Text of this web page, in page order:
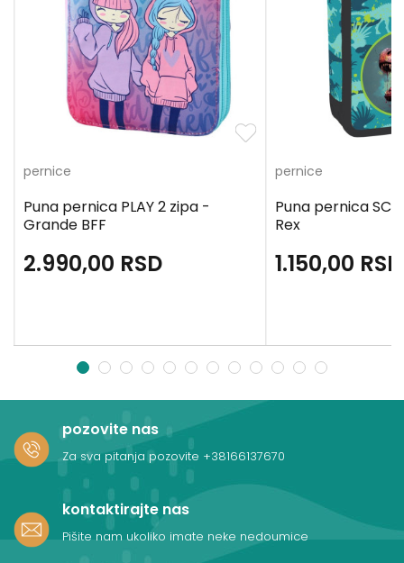
pernice
Puna pernica PLAY 2 zipa -
Grande BFF
2.990,00 RSD
pernice
Puna pernica
Rex
1.150,00 RSD
1 2 3 4 5 6 7 8 9 10 11 12
pozovite nas
Za sva pitanja pozovite +38166137670
kontaktirajte nas
Pišite nam ukoliko imate neke nedoumice